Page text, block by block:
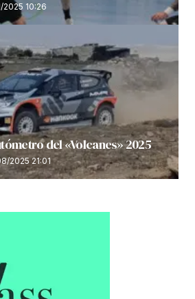
2025 10:26
del «Volcanes» 2025
2025 21:01